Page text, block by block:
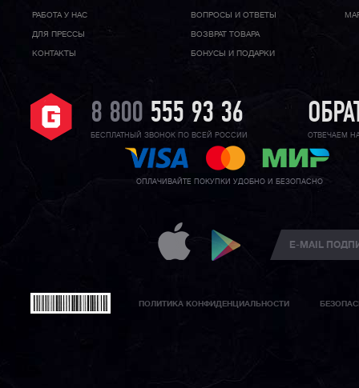
РАБОТА У НАС
ДЛЯ ПРЕССЫ
КОНТАКТЫ
ВОПРОСЫ И ОТВЕТЫ
ВОЗВРАТ ТОВАРА
БОНУСЫ И ПОДАРКИ
8 800 555 93 36
БЕСПЛАТНЫЙ ЗВОНОК ПО ВСЕЙ РОССИИ ОТВЕЧАЕМ
ОПЛАЧИВАЙТЕ ПОКУПКИ УДОБНО И БЕЗОПАСНО
ПОЛИТИКА КОНФИДЕНЦИАЛЬНОСТИ